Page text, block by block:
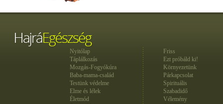
Nyitólap
Táplálkozás
Mozgás-Fogyókúra
Baba-mama-család
Testünk védelme
Elme és lélek
Életmód
Friss
Ezt próbáld ki!
Környezetünk
Párkapcsolat
Spirituális
Szabadidő
Vélemény